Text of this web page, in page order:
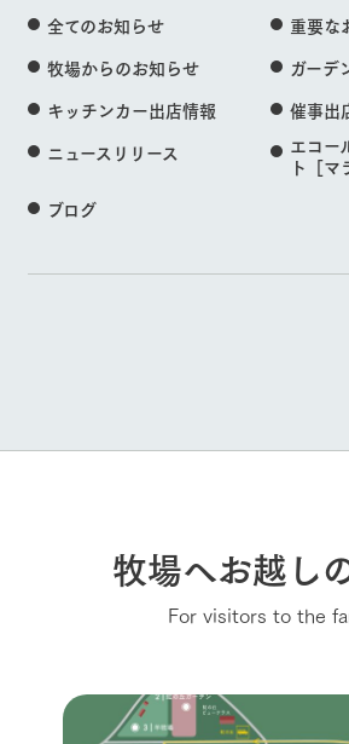
全てのお知らせ
重要な
牧場からのお知らせ
ガーデ
キッチンカー出店情報
催事出
ニュースリリース
エコー
ト［マ
ブログ
牧場へお越し
For visitors to the